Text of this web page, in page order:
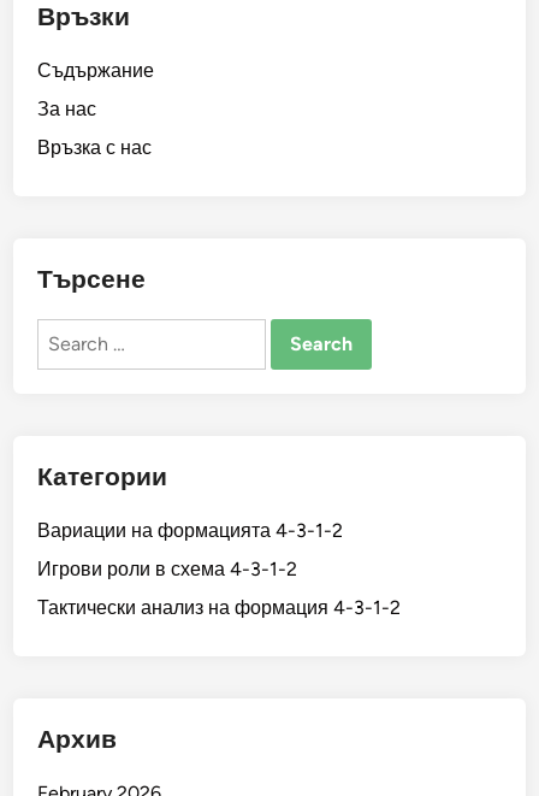
Връзки
Съдържание
За нас
Връзка с нас
Търсене
Search
Категории
Вариации на формацията 4-3-1-2
Игрови роли в схема 4-3-1-2
Тактически анализ на формация 4-3-1-2
Архив